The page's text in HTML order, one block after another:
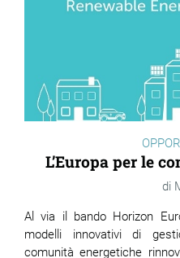
L’Europa per le
Al via il bando Horizon
modelli innovativi di
comunità energetiche